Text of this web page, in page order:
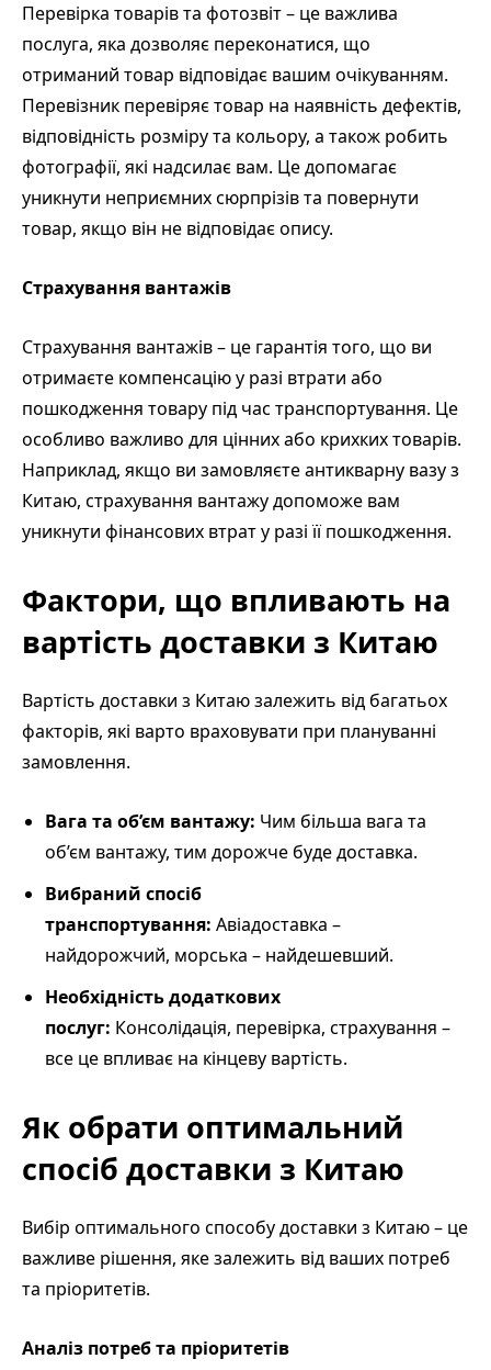
Перевірка товарів та фотозвіт – це важлива
послуга, яка дозволяє переконатися, що
отриманий товар відповідає вашим очікуванням.
Перевізник перевіряє товар на наявність дефектів,
відповідність розміру та кольору, а також робить
фотографії, які надсилає вам. Це допомагає
уникнути неприємних сюрпрізів та повернути
товар, якщо він не відповідає опису.
Страхування вантажів
Страхування вантажів – це гарантія того, що ви
отримаєте компенсацію у разі втрати або
пошкодження товару під час транспортування. Це
особливо важливо для цінних або крихких товарів.
Наприклад, якщо ви замовляєте антикварну вазу з
Китаю, страхування вантажу допоможе вам
уникнути фінансових втрат у разі її пошкодження.
Фактори, що впливають на
вартість доставки з Китаю
Вартість доставки з Китаю залежить від багатьох
факторів, які варто враховувати при плануванні
замовлення.
Вага та об’єм вантажу: Чим більша вага та
об’єм вантажу, тим дорожче буде доставка.
Вибраний спосіб
транспортування: Авіадоставка –
найдорожчий, морська – найдешевший.
Необхідність додаткових
послуг: Консолідація, перевірка, страхування –
все це впливає на кінцеву вартість.
Як обрати оптимальний
спосіб доставки з Китаю
Вибір оптимального способу доставки з Китаю – це
важливе рішення, яке залежить від ваших потреб
та пріоритетів.
Аналіз потреб та пріоритетів